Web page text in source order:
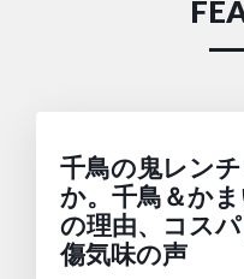
千鳥の鬼レン
か。千鳥＆か
の理由、コス
傷気味の声